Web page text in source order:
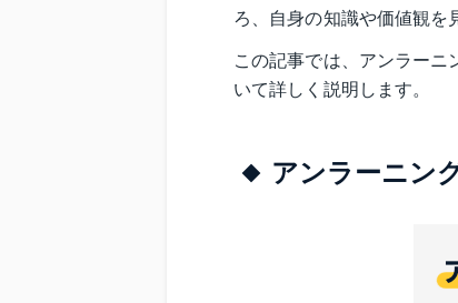
ろ、自身の知識や価値観を
この記事では、アンラーニ
いて詳しく説明します。
アンラーニン